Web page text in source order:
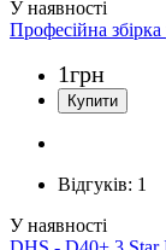
Професійна
1грн
Відгуків: 1